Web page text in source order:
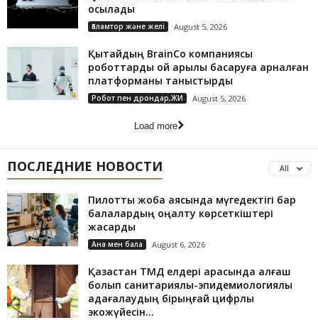
қосылады
Ғаламтор және желі August 5, 2026
Қытайдың BrainCo компаниясы
роботтарды ой арқылы басқаруға арналған
платформаны таныстырды
Робот пен дрондар,ЖИ August 5, 2026
Load more
ПОСЛЕДНИЕ НОВОСТИ All
Пилоттық жоба аясында мүгедектігі бар
балалардың оңалту көрсеткіштері
жақсарды
Ана мен бала August 6, 2026
Қазақстан ТМД елдері арасында алғаш
болып санитариялық-эпидемиологиялық
қадағалаудың бірыңғай цифрлық
экожүйесін...